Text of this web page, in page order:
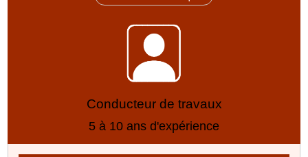
Conducteur de travaux
5 à 10 ans d'expérience